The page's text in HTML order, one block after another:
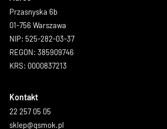
Przasnyska 6b
01-756 Warszawa
NIP: 525-282-03-37
REGON: 385909746
KRS: 0000837213
Kontakt
22 257 05 05
sklep@gsmok.pl